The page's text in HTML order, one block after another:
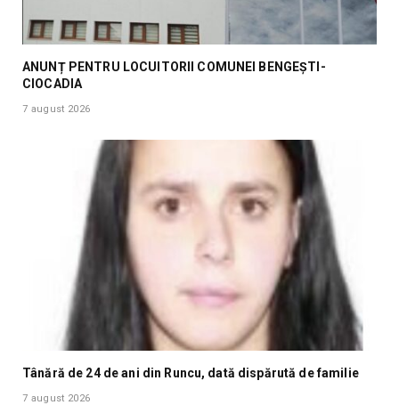
ANUNȚ PENTRU LOCUITORII COMUNEI BENGEȘTI-
CIOCADIA
7 august 2026
Tânără de 24 de ani din Runcu, dată dispărută de familie
7 august 2026